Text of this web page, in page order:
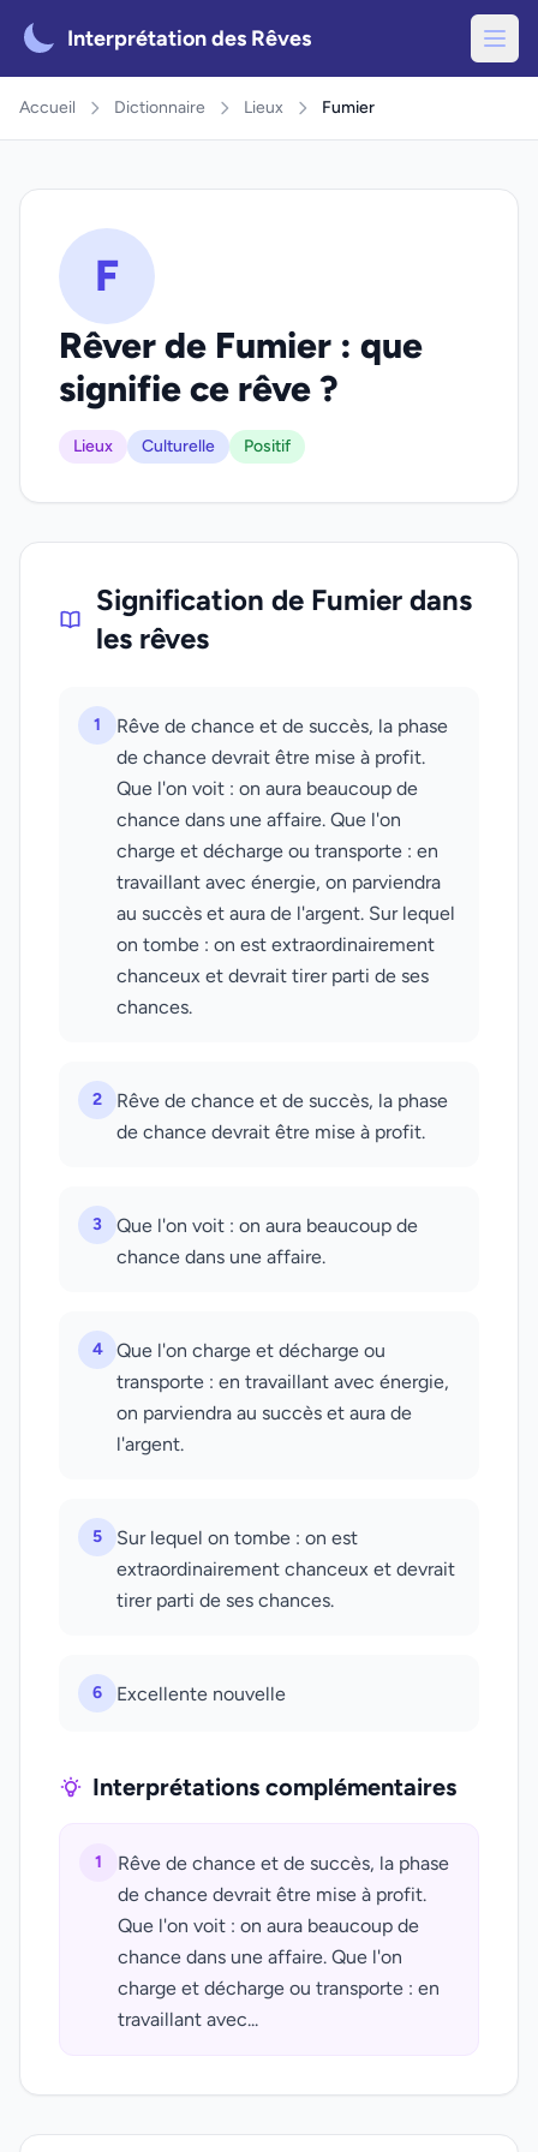
Interprétation des Rêves
Accueil Dictionnaire Lieux Fumier
F
Rêver de Fumier : que
signifie ce rêve ?
Lieux Culturelle Positif
Signification de Fumier dans
les rêves
1
Rêve de chance et de succès, la phase
de chance devrait être mise à profit.
Que l'on voit : on aura beaucoup de
chance dans une affaire. Que l'on
charge et décharge ou transporte : en
travaillant avec énergie, on parviendra
au succès et aura de l'argent. Sur lequel
on tombe : on est extraordinairement
chanceux et devrait tirer parti de ses
chances.
2
Rêve de chance et de succès, la phase
de chance devrait être mise à profit.
3
Que l'on voit : on aura beaucoup de
chance dans une affaire.
4
Que l'on charge et décharge ou
transporte : en travaillant avec énergie,
on parviendra au succès et aura de
l'argent.
5
Sur lequel on tombe : on est
extraordinairement chanceux et devrait
tirer parti de ses chances.
6 Excellente nouvelle
Interprétations complémentaires
1
Rêve de chance et de succès, la phase
de chance devrait être mise à profit.
Que l'on voit : on aura beaucoup de
chance dans une affaire. Que l'on
charge et décharge ou transporte : en
travaillant avec...